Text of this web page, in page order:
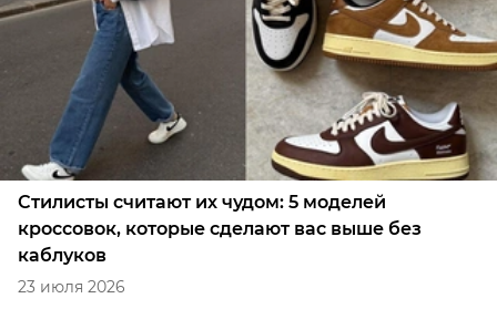
Стилисты считают их чудом: 5 моделей
кроссовок, которые сделают вас выше без
каблуков
23 июля 2026